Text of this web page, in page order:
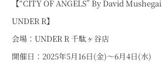
【“CITY OF ANGELS” By David
UNDER R】
会場：UNDER R 千駄ヶ谷店
開催日：2025年5月16日(金)～6月4日(水)